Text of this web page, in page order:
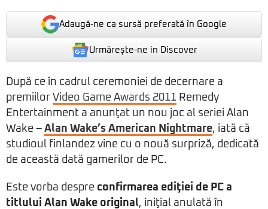
Adaugă-ne ca sursă preferată în Google
Urmărește-ne in Discover
După ce în cadrul ceremoniei de decernare a
premiilor Video Game Awards 2011 Remedy
Entertainment a anunţat un nou joc al seriei Alan
Wake – Alan Wake’s American Nightmare, iată că
studioul finlandez vine cu o nouă surpriză, dedicată
de această dată gamerilor de PC.
Este vorba despre confirmarea ediţiei de PC a
titlului Alan Wake original, iniţial anulată în